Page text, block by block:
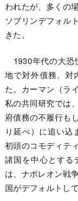
われたが、多くの
ソブリンデフォル
きた。
1930年代の大恐
地で対外債務、対
た。カーマン（ラ
私の共同研究では
府債務の不履行も
り延べ）に追い込
初頭のコモディテ
諸国を中心とする
は、ナポレオン戦
国がデフォルトして